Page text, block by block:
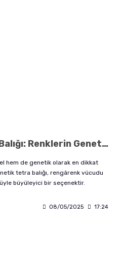
Transgenetik Tetra Balığı: Renklerin Genetikle Dansı
hem de genetik olarak en dikkat
tetra balığı, rengârenk vücudu
büyüleyici bir seçenektir.
08/05/2025 17:24